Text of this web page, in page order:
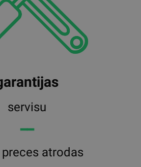
servisu
━━
atrodas